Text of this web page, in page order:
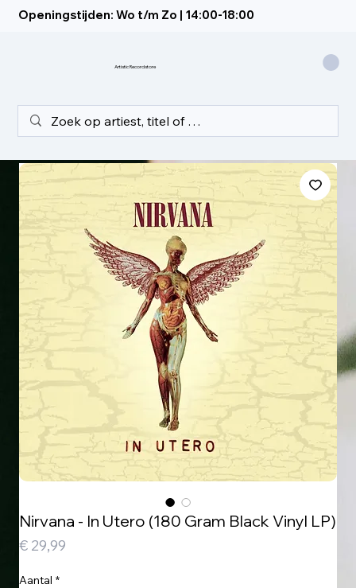
Openingstijden: Wo t/m Zo | 14:00-18:00
Artistic Recordstore
Nirvana - In Utero (180 Gram Black Vinyl LP)
€ 29,99
Aantal *